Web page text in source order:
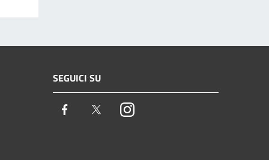
SEGUICI SU
Facebook TwitterInstagram